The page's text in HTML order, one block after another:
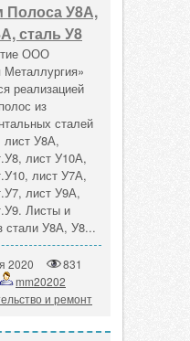
Полоса У8А,
сталь У8
ООО
реализацией
из
сталей
лист У8А,
лист У10А,
лист У7А,
лист У9А,
Листы и
стали У8А, У8...
2020
831
mm20202
и ремонт